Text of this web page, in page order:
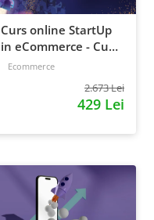
Curs online StartUp
in eCommerce - Cum
deschizi un magazin
Ecommerce
2.673 Lei
429 Lei